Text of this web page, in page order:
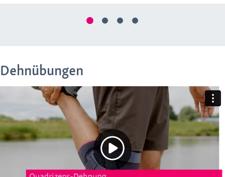
Dehnübungen